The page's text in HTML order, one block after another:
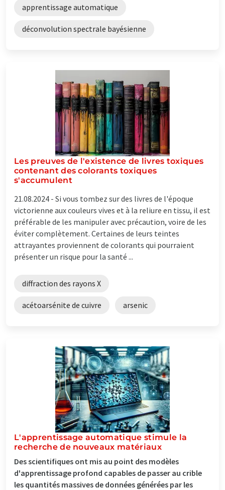
apprentissage automatique
déconvolution spectrale bayésienne
Les preuves de l'existence de livres toxiques
contenant des colorants toxiques
s'accumulent
21.08.2024 - Si vous tombez sur des livres de l'époque
victorienne aux couleurs vives et à la reliure en tissu, il est
préférable de les manipuler avec précaution, voire de les
éviter complètement. Certaines de leurs teintes
attrayantes proviennent de colorants qui pourraient
présenter un risque pour la santé ...
diffraction des rayons X
acétoarsénite de cuivre arsenic
L'apprentissage automatique stimule la
recherche de nouveaux matériaux
Des scientifiques ont mis au point des modèles
d'apprentissage profond capables de passer au crible
les quantités massives de données générées par les